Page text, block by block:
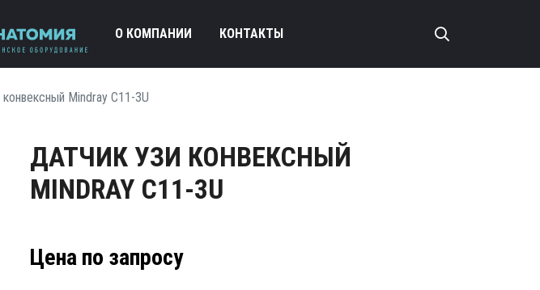
О КОМПАНИИ КОНТАКТЫ
Mindray C11-3U
ДАТЧИК УЗИ КОНВЕКСНЫЙ
MINDRAY C11-3U
Цена по запросу